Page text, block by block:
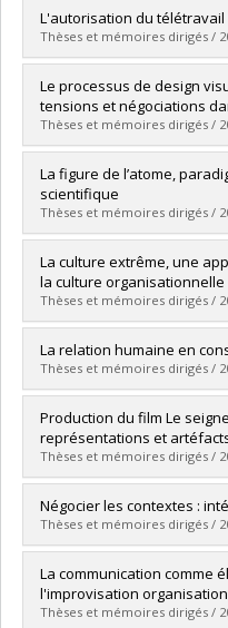
Graduate :Liu, Xiao
Cycle : Master's
Grade :M. Sc.
Lien vers le document dans
L'autorisation du
Thèses et mémoires dirigés /
Graduate :Pilon, Claudine
Cycle :Master's
Grade :M. Sc.
Lien vers le document
Le processus de design
tensions et négociations
Thèses et mémoires dirigés /
Graduate : Piché, Vanessa
Cycle :Master's
Grade :M. Sc.
Lien vers le document
La figure de l’atome,
scientifique
Thèses et mémoires dirigés /
Graduate :Casanova,
Cycle :Master's
Grade :M. Sc.
Lien vers le document
La culture extrême, une
la culture organisationnelle
Thèses et mémoires dirigés /
Graduate :Latourelle-
Cycle : Master's
Grade :M. Sc.
Lien vers le document dans
La relation humaine en
Thèses et mémoires dirigés /
Graduate :Blais, Jeanne
Cycle :Master's
Grade :M. Sc.
Lien vers le document
Production du film Le
représentations et
Thèses et mémoires dirigés /
Graduate :Audet, Tristan
Cycle : Master's
Grade :M. Sc.
Lien vers le document dans
Négocier les contextes :
Thèses et mémoires dirigés /
Graduate :Vásquez
Cycle :Master's
Grade :M. Sc.
La communication comme
l'improvisation
Thèses et mémoires dirigés /